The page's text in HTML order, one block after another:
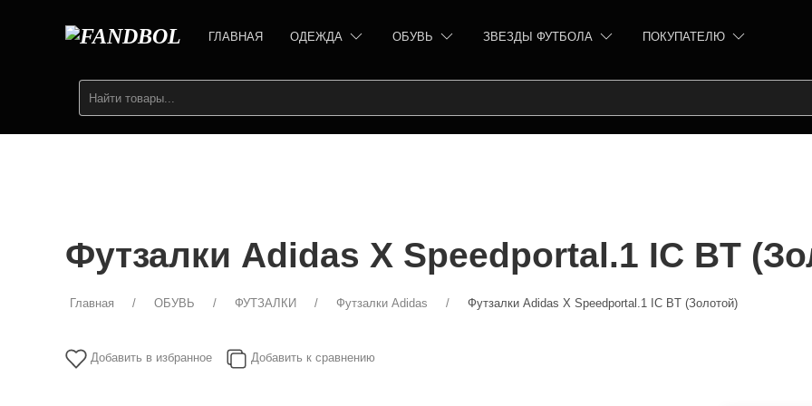
ГЛАВНАЯ ОДЕЖДА ОБУВЬ ЗВЕЗДЫ ФУТБОЛА ПОКУПАТЕЛЮ
Футзалки Аdidas X Speedportal.1 IC BT
Главная ОБУВЬ ФУТЗАЛКИ Футзалки Adidas Футзалки Аdidas X Speedportal.1 IC BT (Золотой)
Добавить в избранное Добавить к сравнению